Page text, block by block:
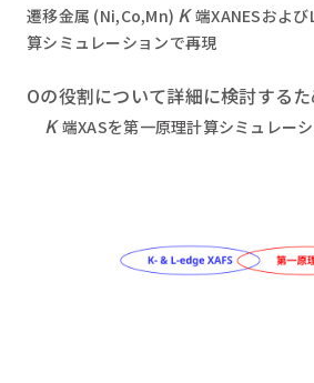
遷移金属 (Ni,Co,Mn) K端XANESおよ
算シミュレーションで再現
Oの役割について詳細に検討する
K端XASを第一原理計算シミュレー